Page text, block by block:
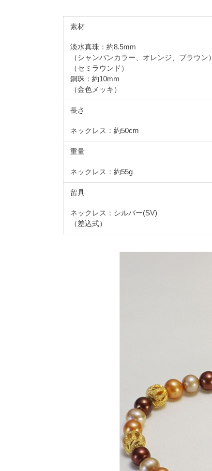
素材
淡水真珠：約8.5mm
（シャンパンカラー、オレンジ、ブラウン）
（セミラウンド）
銅珠：約10mm
（金色メッキ）
長さ
ネックレス：約50cm
重量
ネックレス：約55g
留具
ネックレス：シルバー(SV)
（差込式）